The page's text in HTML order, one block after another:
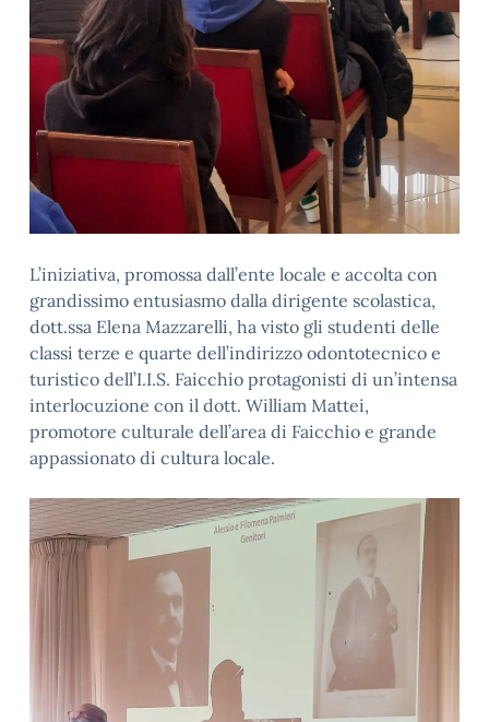
L’iniziativa, promossa dall’ente locale e accolta con
grandissimo entusiasmo dalla dirigente scolastica,
dott.ssa Elena Mazzarelli, ha visto gli studenti delle
classi terze e quarte dell’indirizzo odontotecnico e
turistico dell’I.I.S. Faicchio protagonisti di un’intensa
interlocuzione con il dott. William Mattei,
promotore culturale dell’area di Faicchio e grande
appassionato di cultura locale.